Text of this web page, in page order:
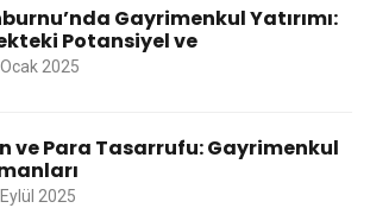
Gayrimenkul Yatırımı:
Potansiyel ve
2025
ve Para Tasarrufu: Gayrimenkul
2025